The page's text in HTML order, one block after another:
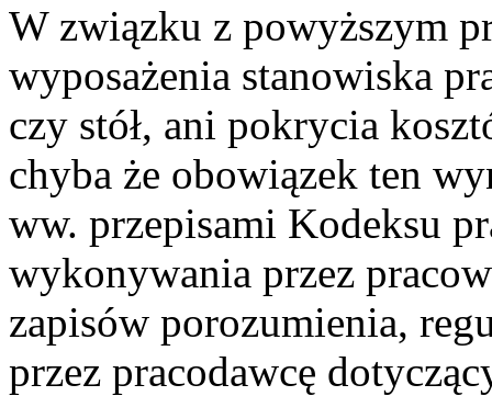
W związku z powyższym
wyposażenia stanowiska
czy stół, ani pokrycia
chyba że obowiązek ten
ww. przepisami Kodeksu
wykonywania przez
zapisów porozumienia,
przez pracodawcę